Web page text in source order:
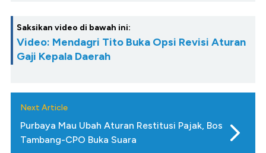
Saksikan video di bawah ini:
Video: Mendagri Tito Buka Opsi Revisi Aturan
Gaji Kepala Daerah
Next Article
Purbaya Mau Ubah Aturan Restitusi Pajak, Bos
Tambang-CPO Buka Suara